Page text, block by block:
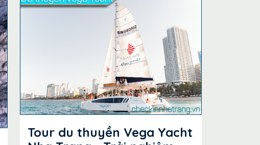
Tour du thuyền Vega Yacht